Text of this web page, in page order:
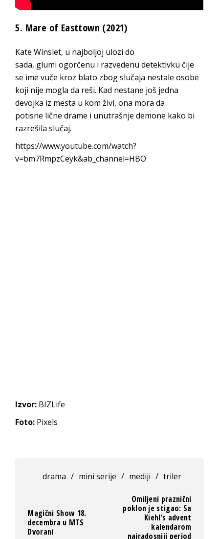
5. Mare of Easttown (2021)
Kate Winslet, u najboljoj ulozi do
sada, glumi ogorčenu i razvedenu detektivku čije
se ime vuče kroz blato zbog slučaja nestale osobe
koji nije mogla da reši. Kad nestane još jedna
devojka iz mesta u kom živi, ona mora da
potisne lične drame i unutrašnje demone kako bi
razrešila slučaj.
https://www.youtube.com/watch?
v=bm7RmpzCeyk&ab_channel=HBO
Izvor: BIZLife
Foto: Pixels
drama / mini serije / mediji / triler
Magični Show 18.
decembra u MTS
Dvorani
Omiljeni praznični
poklon je stigao: Sa
Kiehl’s advent
kalendarom
najradosniji period